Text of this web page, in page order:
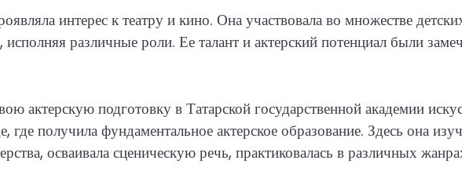
интерес к театру и кино. Она участвовала во множестве
различные роли. Ее талант и актерский потенциал были
актерскую подготовку в Татарской государственной академии
получила фундаментальное актерское образование. Здесь она
осваивала сценическую речь, практиковалась в различных